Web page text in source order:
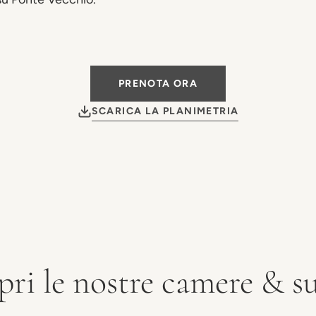
PRENOTA ORA
SCARICA LA PLANIMETRIA
le nostre camere &